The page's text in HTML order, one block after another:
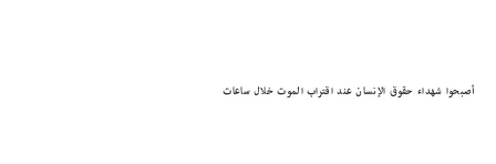
أصبحوا شهداء حقوق الإنسان عند اقتراب الموت خلال ساعات